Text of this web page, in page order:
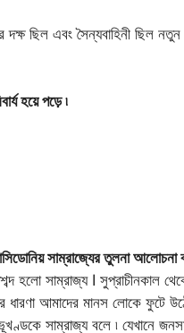
দক্ষ ছিল এবং সৈন্যবাহিনী ছিল
হয়ে পড়ে ৷
সাম্রাজ্যের তুলনা
হলো সাম্রাজ্য I সুপ্রাচীনকাল
আমাদের মানস লোকে ফুটে
সাম্রাজ্য বলে ৷ যেখানে